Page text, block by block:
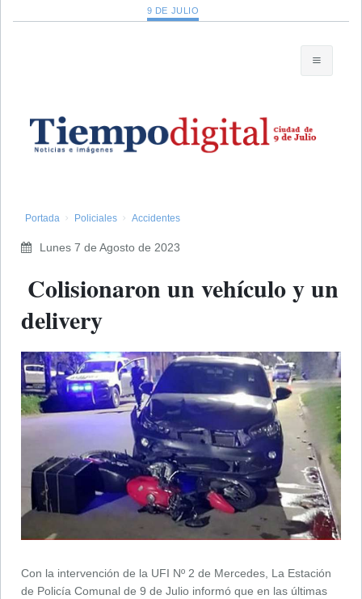
9 DE JULIO
Portada Policiales Accidentes
Lunes 7 de Agosto de 2023
​ Colisionaron un vehículo y un
delivery
Con la intervención de la UFI Nº 2 de Mercedes, La Estación
de Policía Comunal de 9 de Julio informó que en las últimas